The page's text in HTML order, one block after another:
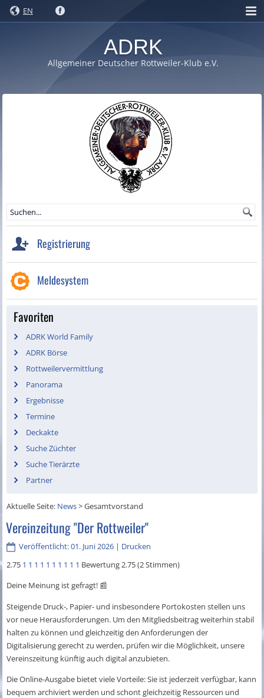
EN
ADRK
Allgemeiner Deutscher Rottweiler-Klub e.V.
Registrierung
Meldesystem
Favoriten
ADRK World Family
ADRK Börse
Rottweilervermittlung
Panorama
Ergebnisse
Termine
Deckakte
Suche Züchter
Suche Tierärzte
Partner
Aktuelle Seite: News>Gesamtvorstand
Vereinzeitung "Der Rottweiler"
Veröffentlicht: 01. Juni 2026 | Drucken
2.75 1 1 1 1 1 1 1 1 1 1 Bewertung 2.75 (2 Stimmen)
Deine Meinung ist gefragt! 📰
Steigende Druck-, Papier- und insbesondere Portokosten stellen uns
vor neue Herausforderungen. Um den Mitgliedsbeitrag weiterhin stabil
halten zu können und gleichzeitig den Anforderungen der
Digitalisierung gerecht zu werden, prüfen wir die Möglichkeit, unsere
Vereinszeitung künftig auch digital anzubieten.
Die Online-Ausgabe bietet viele Vorteile: Sie ist jederzeit verfügbar, kann
bequem archiviert werden und schont gleichzeitig Ressourcen und